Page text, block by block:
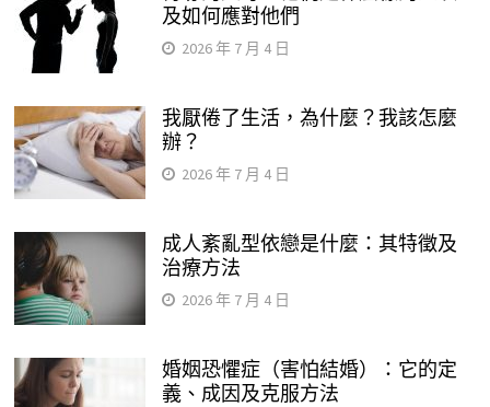
及如何應對他們
2026 年 7 月 4 日
我厭倦了生活，為什麼？我該怎麼
辦？
2026 年 7 月 4 日
成人紊亂型依戀是什麼：其特徵及
治療方法
2026 年 7 月 4 日
婚姻恐懼症（害怕結婚）：它的定
義、成因及克服方法